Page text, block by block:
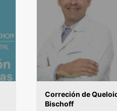
Correción de
Bischoff